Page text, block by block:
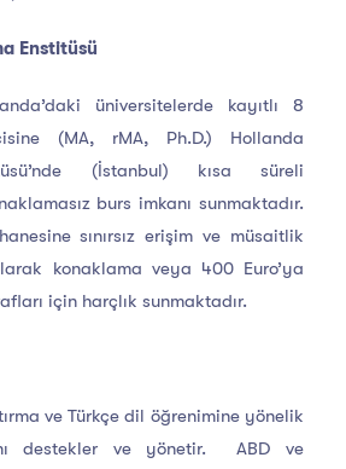
Enstitüsü
üniversitelerde kayıtlı 8
(MA, rMA, Ph.D.) Hollanda
(İstanbul) kısa süreli
burs imkanı sunmaktadır.
sınırsız erişim ve müsaitlik
konaklama veya 400 Euro’ya
için harçlık sunmaktadır.
ve Türkçe dil öğrenimine yönelik
destekler ve yönetir. ABD ve